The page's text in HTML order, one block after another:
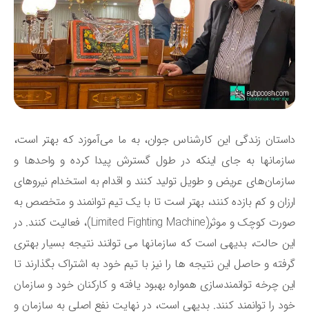
زندگی این کارشناس جوان، به ما می‌آموزد که بهتر است،
سازمان‎ها به جای اینکه در طول گسترش پیدا کرده و واحدها و
عریض و طویل تولید کنند و اقدام به استخدام نیروهای
و کم بازده کنند، بهتر است تا با یک تیم توانمند و متخصص به
صورت کوچک و موثر(Limited Fighting Machine)، فعالیت کنند. در
این حالت، بدیهی است که سازمان‎ها می توانند نتیجه بسیار بهتری
و حاصل این نتیجه ها را نیز با تیم خود به اشتراک بگذارند تا
چرخه توانمندسازی همواره بهبود یافته و کارکنان خود و سازمان
را توانمند کنند. بدیهی است، در نهایت نفع اصلی به سازمان و